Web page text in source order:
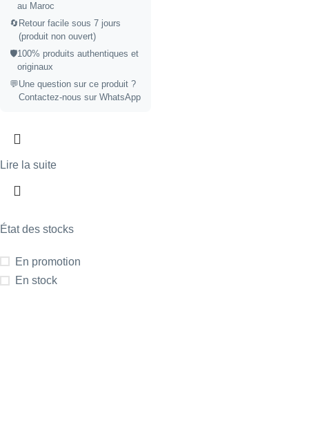
État des stocks
En promotion
En stock
au Maroc
🔄 Retour facile sous 7 jours
(produit non ouvert)
🛡️100% produits authentiques et
originaux
💬Une question sur ce produit ?
Contactez-nous sur WhatsApp
Lire la suite